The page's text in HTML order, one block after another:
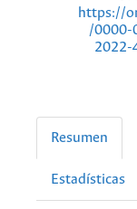
https://
/0000-
2022-
Resumen
Estadísticas